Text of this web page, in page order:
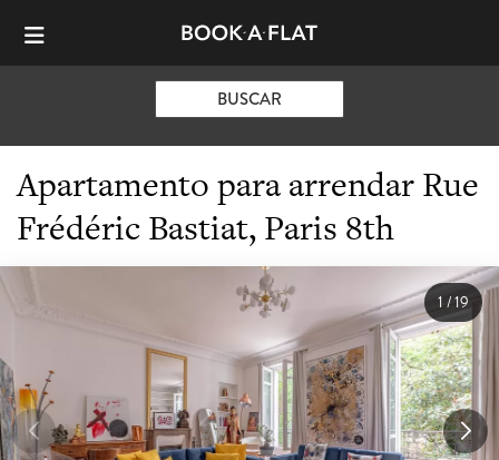
BUSCAR
Apartamento para arrendar Rue
Frédéric Bastiat, Paris 8th
1/19